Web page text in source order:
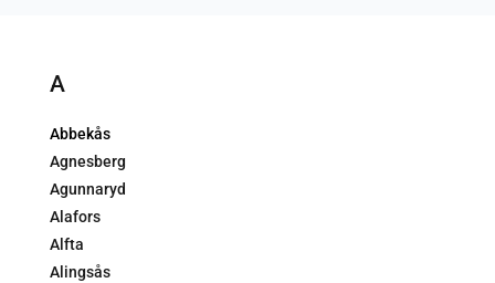
A
Abbekås
Agnesberg
Agunnaryd
Alafors
Alfta
Alingsås